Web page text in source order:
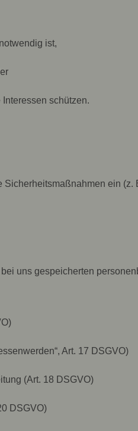
ist,
schützen.
ein
uns gespeicherten
Art. 17 DSGVO)
(Art. 18 DSGVO)
DSGVO)